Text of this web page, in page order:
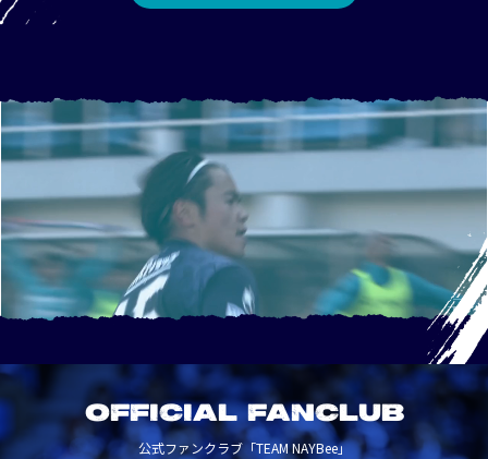
OFFICIAL FANCLUB
公式ファンクラブ「TEAM NAYBee」